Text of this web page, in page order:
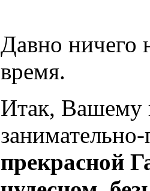
Давно
время.
Итак, Вашему
прекрасной